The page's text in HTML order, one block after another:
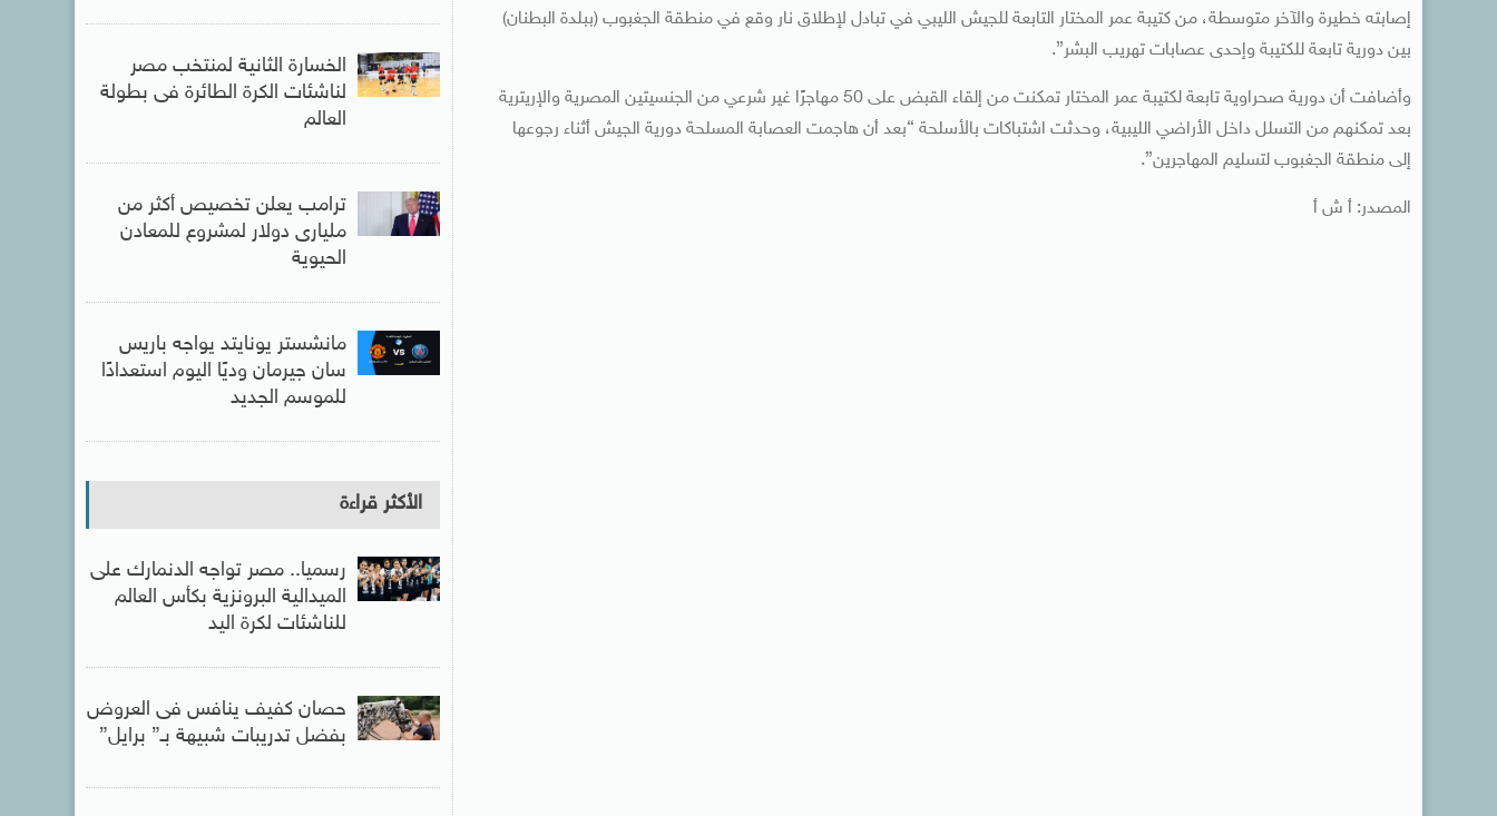
إصابته خطيرة والآخر متوسطة، من كتيبة عمر المختار التابعة للجيش الليبي في تبادل لإطلاق نار وقع في منطقة الجغبوب (ببلدة البطنان)
بين دورية تابعة للكتيبة وإحدى عصابات تهريب البشر”.
وأضافت أن دورية صحراوية تابعة لكتيبة عمر المختار تمكنت من إلقاء القبض على 50 مهاجرًا غير شرعي من الجنسيتين المصرية والإريترية
بعد تمكنهم من التسلل داخل الأراضي الليبية، وحدثت اشتباكات بالأسلحة “بعد أن هاجمت العصابة المسلحة دورية الجيش أثناء رجوعها
إلى منطقة الجغبوب لتسليم المهاجرين”.
المصدر: أ ش أ
الخسارة الثانية لمنتخب مصر
لناشئات الكرة الطائرة فى بطولة
العالم
ترامب يعلن تخصيص أكثر من
مليارى دولار لمشروع للمعادن
الحيوية
مانشستر يونايتد يواجه باريس
سان جيرمان وديًا اليوم استعدادًا
للموسم الجديد
الأكثر قراءة
رسميا.. مصر تواجه الدنمارك على
الميدالية البرونزية بكأس العالم
للناشئات لكرة اليد
حصان كفيف ينافس فى العروض
بفضل تدريبات شبيهة بـ” برايل”